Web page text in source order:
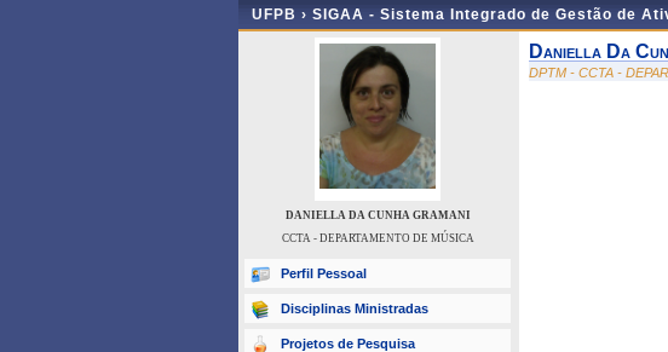
UFPB › SIGAA - Sistema Integrado de Gestão de
DANIELLA DA CUNHA GRAMANI
CCTA - DEPARTAMENTO DE MÚSICA
Perfil Pessoal
Disciplinas Ministradas
Projetos de Pesquisa
Daniella Da
DPTM - CCTA -